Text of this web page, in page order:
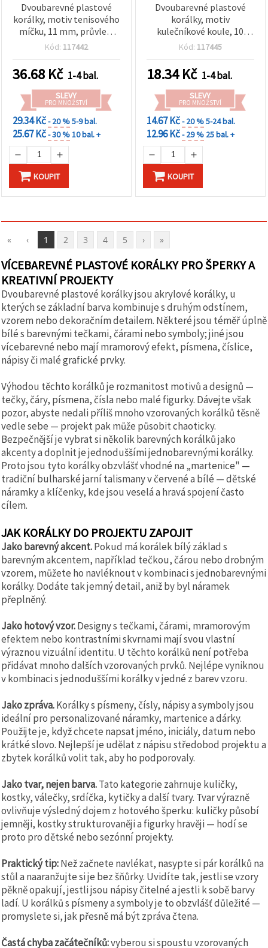
Dvoubarevné plastové
korálky, motiv tenisového
míčku, 11 mm, průvlek:
3,5 mm, MIX barev – 50 g
Kód: 117442
36.68 Kč 1-4 bal.
SLEVY
PRO MNOŽSTVÍ
29.34 Kč- 20 %5-9 bal.
25.67 Kč- 30 %10 bal. +
KOUPIT
Dvoubarevné plastové
korálky, motiv
kulečníkové koule, 10
mm, otvor 3,5 mm, černé,
Kód: 117445
18.34Kč 1-4 bal.
SLEVY
PRO MNOŽSTVÍ
14.67 Kč- 20 %5-24 bal.
12.96 Kč- 29 % 25 bal. +
KOUPIT
« ‹ 1 2 3 4 5 › »
VÍCEBAREVNÉ PLASTOVÉ KORÁLKY PRO ŠPERKY A
KREATIVNÍ PROJEKTY
Dvoubarevné plastové korálky jsou akrylové korálky, u
kterých se základní barva kombinuje s druhým odstínem,
vzorem nebo dekoračním detailem. Některé jsou téměř úplně
bílé s barevnými tečkami, čárami nebo symboly; jiné jsou
vícebarevné nebo mají mramorový efekt, písmena, číslice,
nápisy či malé grafické prvky.
Výhodou těchto korálků je rozmanitost motivů a designů —
tečky, čáry, písmena, čísla nebo malé figurky. Dávejte však
pozor, abyste nedali příliš mnoho vzorovaných korálků těsně
vedle sebe — projekt pak může působit chaoticky.
Bezpečnější je vybrat si několik barevných korálků jako
akcenty a doplnit je jednoduššími jednobarevnými korálky.
Proto jsou tyto korálky obzvlášť vhodné na „martenice" —
tradiční bulharské jarní talismany v červené a bílé — dětské
náramky a klíčenky, kde jsou veselá a hravá spojení často
cílem.
JAK KORÁLKY DO PROJEKTU ZAPOJIT
Jako barevný akcent.Pokud má korálek bílý základ s
barevným akcentem, například tečkou, čárou nebo drobným
vzorem, můžete ho navléknout v kombinaci s jednobarevnými
korálky. Dodáte tak jemný detail, aniž by byl náramek
přeplněný.
Jako hotový vzor.Designy s tečkami, čárami, mramorovým
efektem nebo kontrastními skvrnami mají svou vlastní
výraznou vizuální identitu. U těchto korálků není potřeba
přidávat mnoho dalších vzorovaných prvků. Nejlépe vyniknou
v kombinaci s jednoduššími korálky v jedné z barev vzoru.
Jako zpráva.Korálky s písmeny, čísly, nápisy a symboly jsou
ideální pro personalizované náramky, martenice a dárky.
Použijte je, když chcete napsat jméno, iniciály, datum nebo
krátké slovo. Nejlepší je udělat z nápisu středobod projektu a
zbytek korálků volit tak, aby ho podporovaly.
Jako tvar, nejen barva.Tato kategorie zahrnuje kuličky,
kostky, válečky, srdíčka, kytičky a další tvary. Tvar výrazně
ovlivňuje výsledný dojem z hotového šperku: kuličky působí
jemněji, kostky strukturovaněji a figurky hravěji — hodí se
proto pro dětské nebo sezónní projekty.
Praktický tip:Než začnete navlékat, nasypte si pár korálků na
stůl a naaranžujte si je bez šňůrky. Uvidíte tak, jestli se vzory
pěkně opakují, jestli jsou nápisy čitelné a jestli k sobě barvy
ladí. U korálků s písmeny a symboly je to obzvlášť důležité —
promyslete si, jak přesně má být zpráva čtena.
Častá chyba začátečníků:vyberou si spoustu vzorovaných